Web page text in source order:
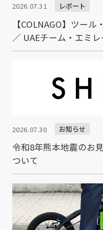
2026.07.31 レポート
【COLNAGO】ツー
／ UAEチーム・エミ
2026.07.30 お知らせ
令和8年熊本地震のお
ついて